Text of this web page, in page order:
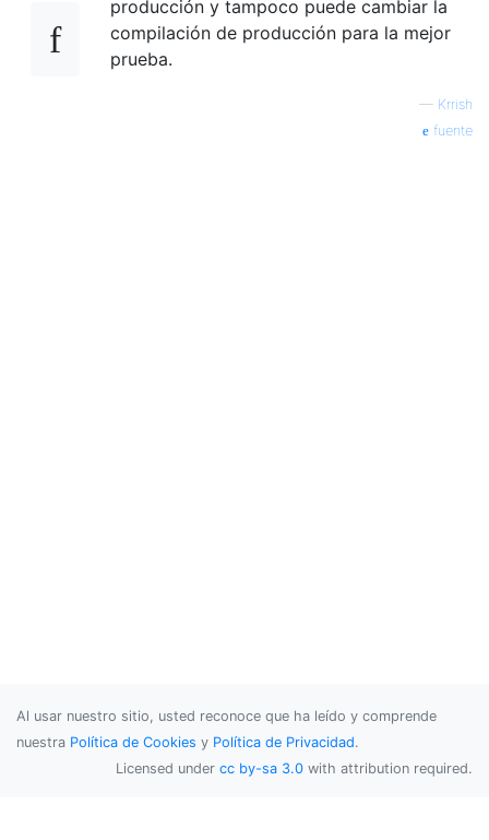
producción y tampoco puede cambiar la
compilación de producción para la mejor
prueba.
— Krrish
fuente
Al usar nuestro sitio, usted reconoce que ha leído y comprende
nuestra Política de Cookies y Política de Privacidad.
Licensed under cc by-sa 3.0 with attribution required.